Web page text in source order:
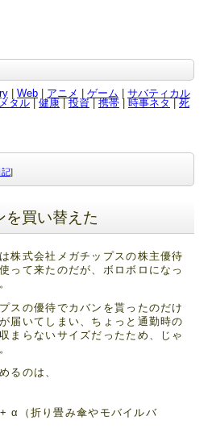
Web アニメ ゲーム
サバティカル
メタル 健康 投資 携帯 | 時事ネタ
死
記]
を買い替えた
株式会社メガチップスの株主優待
って来たのだが、ボロボロになっ
スの優待でカバンを貰ったのだけ
届いてしまい、ちょっと通勤時の
まらないサイズだったため、じゃ
るのは、
α（折り畳み傘やモバイルバ